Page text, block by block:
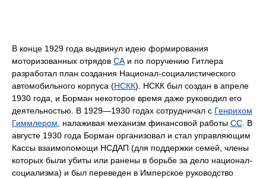
В конце 1929 года выдвинул идею формирования
моторизованных отрядов СА и по поручению Гитлера
разработал план создания Национал-социалистического
автомобильного корпуса (НСКК). НСКК был создан в апреле
1930 года, и Борман некоторое время даже руководил его
деятельностью. В 1929—1930 годах сотрудничал с Генрихом
Гиммлером , налаживая механизм финансовой работы СС . В
августе 1930 года Борман организовал и стал управляющим
Кассы взаимопомощи НСДАП (для поддержки семей, члены
которых были убиты или ранены в борьбе за дело национал-
социализма) и был переведен в Имперское руководство